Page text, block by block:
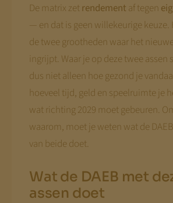
De matrix zetrendement af tegen
— en dat is geen willekeurige keuze.
de twee grootheden waar het
ingrijpt. Waar je op deze twee assen
dus niet alleen hoe gezond je
hoeveel tijd, geld en speelruimte je
wat richting 2029 moet gebeuren.
waarom, moet je weten wat de
van beide doet.
Wat de DAEB met
assen doet